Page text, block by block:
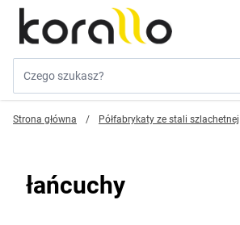
Przejdź do treści
Strona główna / Półfabrykaty ze stali szlachetnej
łańcuchy